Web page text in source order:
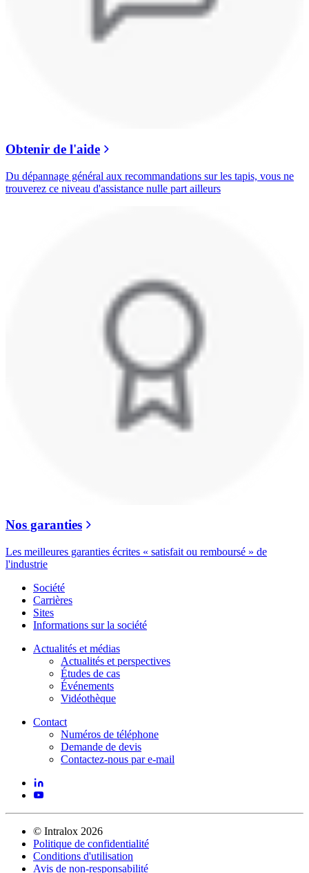
Obtenir de l'aide
Du dépannage général aux recommandations sur les tapis, vous ne
trouverez ce niveau d'assistance nulle part ailleurs
Nos garanties
Les meilleures garanties écrites « satisfait ou remboursé » de
l'industrie
Société
Carrières
Sites
Informations sur la société
Actualités et médias
Actualités et perspectives
Études de cas
Événements
Vidéothèque
Contact
Numéros de téléphone
Demande de devis
Contactez-nous par e-mail
© Intralox 2026
Politique de confidentialité
Conditions d'utilisation
Avis de non-responsabilité